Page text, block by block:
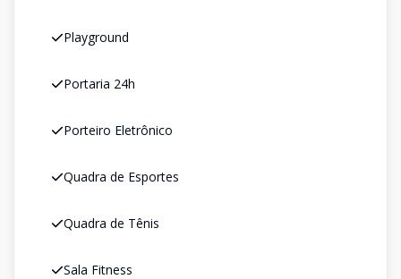
Playground
Portaria 24h
Porteiro Eletrônico
Quadra de Esportes
Quadra de Tênis
Sala Fitness